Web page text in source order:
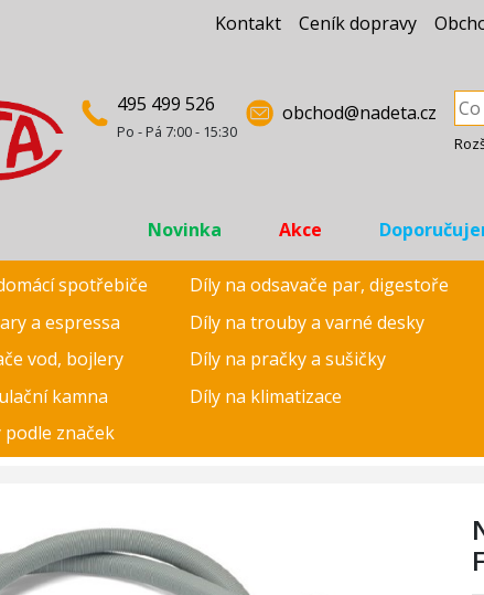
Kontakt Ceník dopravy
495 499 526
Po - Pá 7:00 - 15:30
obchod@nadeta.cz
Novinka Akce
spotřebiče Díly na odsavače par, digestoře
a espressa
Díly na trouby a varné desky
vod, bojlery
Díly na pračky a sušičky
kamna
Díly na klimatizace
značek